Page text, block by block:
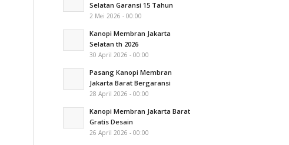
Selatan Garansi 15 Tahun
2 Mei 2026 - 00:00
Kanopi Membran Jakarta
Selatan th 2026
30 April 2026 - 00:00
Pasang Kanopi Membran
Jakarta Barat Bergaransi
28 April 2026 - 00:00
Kanopi Membran Jakarta Barat
Gratis Desain
26 April 2026 - 00:00